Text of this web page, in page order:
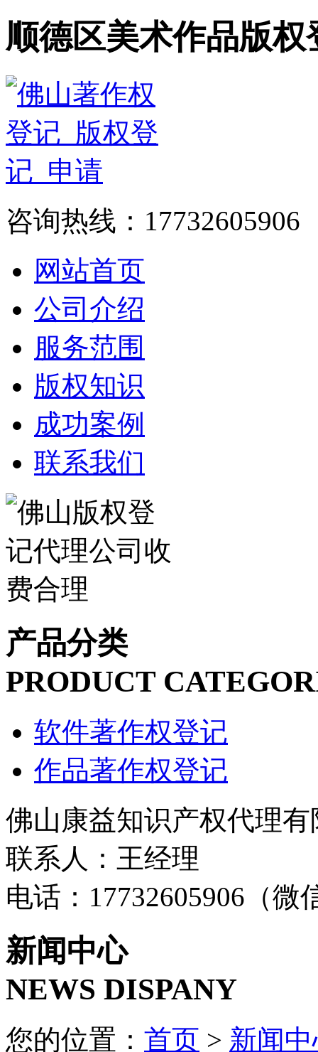
顺德区美术作品版
咨询热线：17732605906
网站首页
公司介绍
服务范围
版权知识
成功案例
联系我们
产品分类
PRODUCT
软件著作权登记
作品著作权登记
佛山康益知识产权代理有
联系人：王经理
电话：17732605906（微
新闻中心
NEWS DISPANY
您的位置： 首页 > 新闻